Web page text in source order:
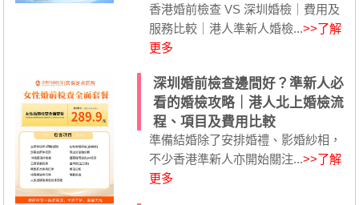
香港婚前檢查 VS 深圳婚檢｜費用及
服務比較｜港人準新人婚檢...>>了解
更多
深圳婚前檢查邊間好？準新人必
看的婚檢攻略｜港人北上婚檢流
程、項目及費用比較
準備結婚除了安排婚禮、影婚紗相，
不少香港準新人亦開始關注...>>了解
更多